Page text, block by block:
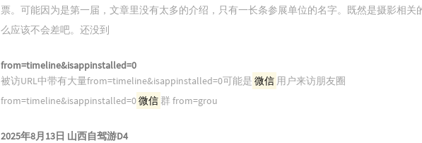
票。可能因为是第一届，文章里没有太多的介绍，只有一长条参展单位的名字。既然是摄影相关
么应该不会差吧。还没到
from=timeline&isappinstalled=0
被访URL中带有大量from=timeline&isappinstalled=0可能是 微信 用户来访朋友圈
from=timeline&isappinstalled=0微信 群 from=grou
2025年8月13日 山西自驾游D4